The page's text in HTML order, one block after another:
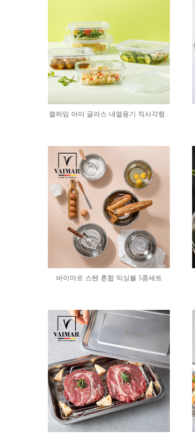
켈하임 아이 글라스 내열용기 직사각형..
바이마르 스텐 혼합 믹싱볼 5종세트